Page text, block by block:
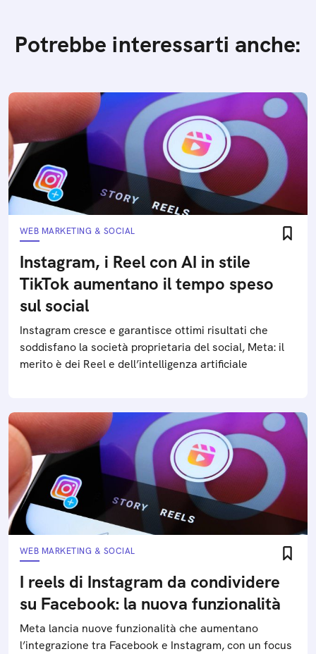
Potrebbe interessarti anche:
WEB MARKETING & SOCIAL
Instagram, i Reel con AI in stile
TikTok aumentano il tempo speso
sul social
Instagram cresce e garantisce ottimi risultati che
soddisfano la società proprietaria del social, Meta: il
merito è dei Reel e dell’intelligenza artificiale
WEB MARKETING & SOCIAL
I reels di Instagram da condividere
su Facebook: la nuova funzionalità
Meta lancia nuove funzionalità che aumentano
l’integrazione tra Facebook e Instagram, con un focus